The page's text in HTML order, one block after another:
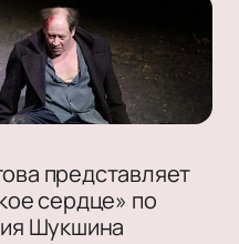
представляет
сердце» по
Шукшина